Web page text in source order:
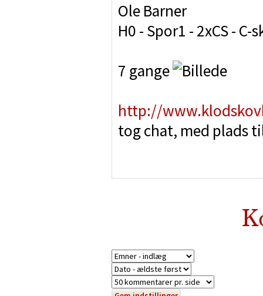
Ole Barner
H0 - Spor1 - 2xCS - C-
7 gange
http://
tog chat, med plads